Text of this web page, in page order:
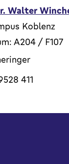
Walter
Koblenz
A204 / F107
411